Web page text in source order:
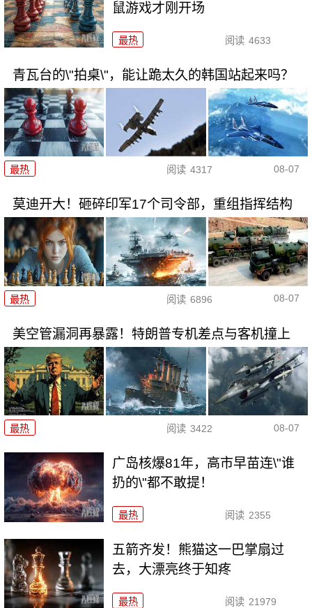
鼠游戏才刚开场
最热 阅读 4633
青瓦台的\"拍桌\"，能让跪太久的韩国站起来吗？
最热 阅读 4317 08-07
莫迪开大！砸碎印军17个司令部，重组指挥结构
最热 阅读 6896 08-07
美空管漏洞再暴露！特朗普专机差点与客机撞上
最热 阅读 3422 08-07
广岛核爆81年，高市早苗连\"谁
扔的\"都不敢提！
最热 阅读 2355
五箭齐发！熊猫这一巴掌扇过
去，大漂亮终于知疼
最热 阅读 21979